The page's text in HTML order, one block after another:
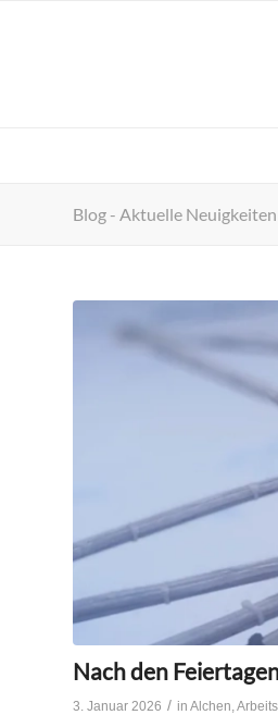
Blog - Aktuelle Neuigkeiten
Nach den
3. Januar 2026 / in Alchen